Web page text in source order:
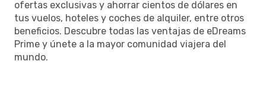
ofertas exclusivas y ahorrar cientos de dólares en
tus vuelos, hoteles y coches de alquiler, entre otros
beneficios. Descubre todas las ventajas de eDreams
Prime y únete a la mayor comunidad viajera del
mundo.